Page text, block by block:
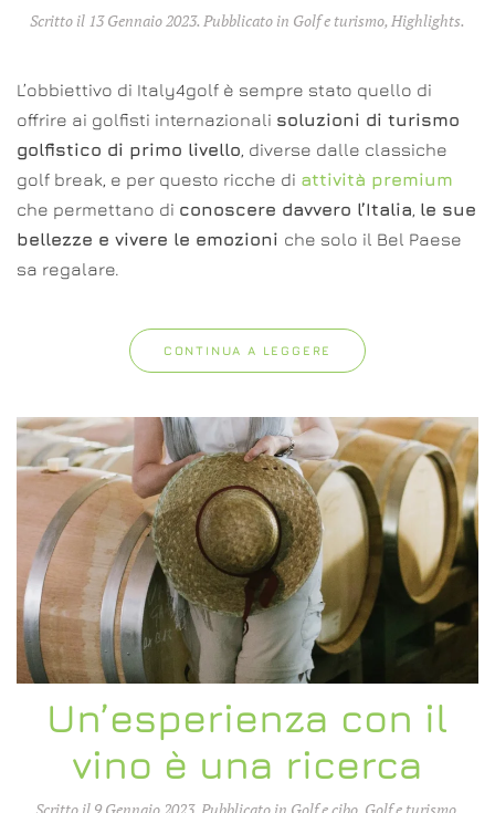
Scritto il 13 Gennaio 2023. Pubblicato in Golf e turismo, Highlights.
L’obbiettivo di Italy4golf è sempre stato quello di
offrire ai golfisti internazionali soluzioni di turismo
golfistico di primo livello , diverse dalle classiche
golf break, e per questo ricche di attività premium
che permettano di conoscere davvero l’Italia le sue
bellezze e vivere le emozioni che solo il Bel Paese
sa regalare.
CONTINUA A LEGGERE
Un’esperienza con il
vino è una ricerca